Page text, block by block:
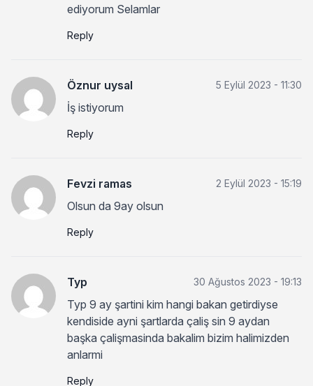
ediyorum Selamlar
Reply
Öznur uysal 5 Eylül 2023 - 11:30
İş istiyorum
Reply
Fevzi ramas 2 Eylül 2023 - 15:19
Olsun da 9ay olsun
Reply
Typ 30 Ağustos 2023 - 19:13
Typ 9 ay şartini kim hangi bakan getirdiyse
kendiside ayni şartlarda çaliş sin 9 aydan
başka çalişmasinda bakalim bizim halimizden
anlarmi
Reply